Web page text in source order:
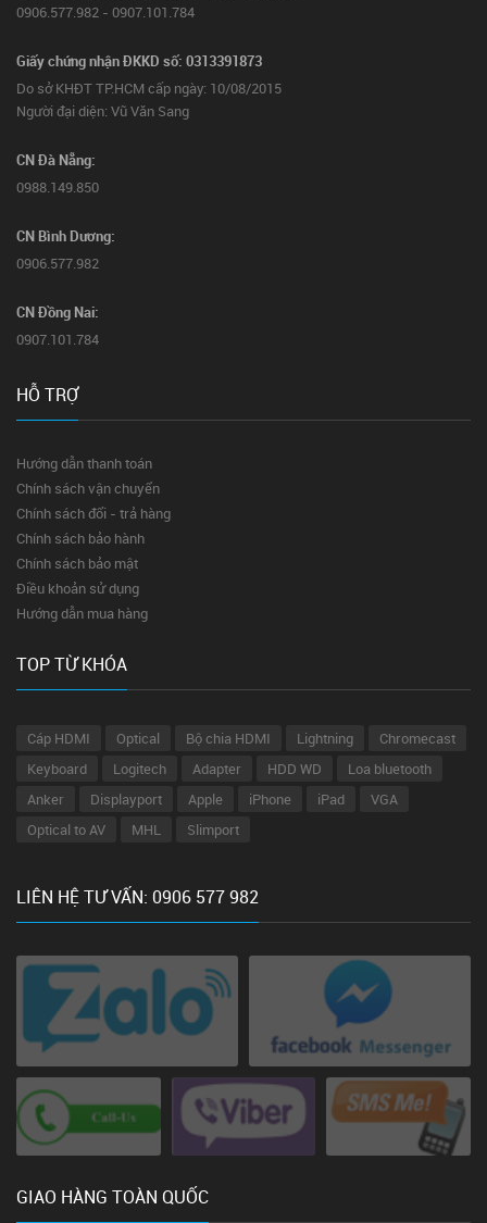
0906.577.982 - 0907.101.784
Giấy chứng nhận ĐKKD số: 0313391873
Do sở KHĐT TP.HCM cấp ngày: 10/08/2015
Người đại diện: Vũ Văn Sang
CN Đà Nẵng:
0988.149.850
CN Bình Dương:
0906.577.982
CN Đồng Nai:
0907.101.784
HỖ TRỢ
Hướng dẫn thanh toán
Chính sách vận chuyển
Chính sách đổi - trả hàng
Chính sách bảo hành
Chính sách bảo mật
Điều khoản sử dụng
Hướng dẫn mua hàng
TOP TỪ KHÓA
Cáp HDMI Optical Bộ chia HDMI Lightning
Chromecast
Keyboard
Logitech Adapter HDD WD
Loa bluetooth
Anker
Displayport Apple iPhone iPad
VGA
Optical to AV
MHL Slimport
LIÊN HỆ TƯ VẤN: 0906 577 982
GIAO HÀNG TOÀN QUỐC